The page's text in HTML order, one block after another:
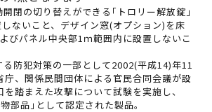
閉の切り替えができる｢トロリー解放錠｣
ないこと、デザイン窓(オプション)を床
びパネル中央部1ｍ範囲内に設置しないこ
防犯対策の一部として2002(平成14)年11
庁、関係民間団体による官民合同会議が設
踏まえた攻撃について試験を実施し、
部品｣として認定された製品。